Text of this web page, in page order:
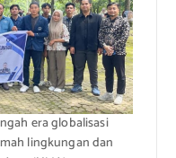
era globalisasi
lingkungan dan